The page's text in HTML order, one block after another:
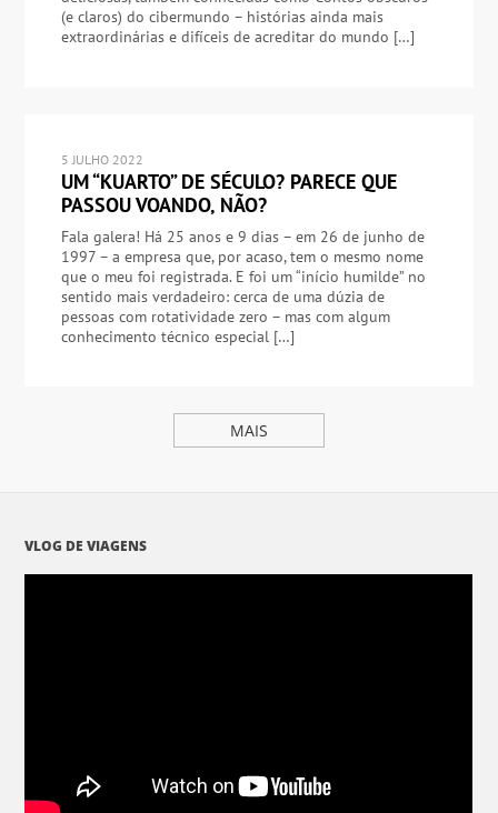
(e claros) do cibermundo – histórias ainda mais
extraordinárias e difíceis de acreditar do mundo […]
5 JULHO 2022
UM “KUARTO” DE SÉCULO? PARECE QUE
PASSOU VOANDO, NÃO?
Fala galera! Há 25 anos e 9 dias – em 26 de junho de
1997 – a empresa que, por acaso, tem o mesmo nome
que o meu foi registrada. E foi um “início humilde” no
sentido mais verdadeiro: cerca de uma dúzia de
pessoas com rotatividade zero – mas com algum
conhecimento técnico especial […]
MAIS
VLOG DE VIAGENS